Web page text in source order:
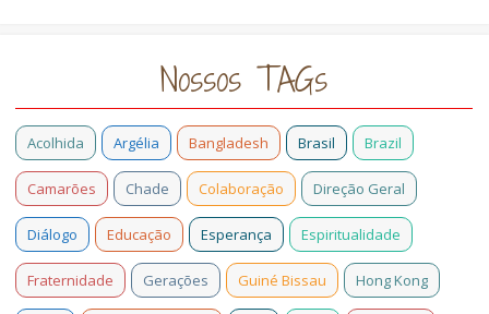
Nossos TAGs
Acolhida Argélia Bangladesh Brasil Brazil
Camarões Chade Colaboração Direção Geral
Diálogo Educação Esperança Espiritualidade
Fraternidade Gerações Guiné Bissau Hong Kong